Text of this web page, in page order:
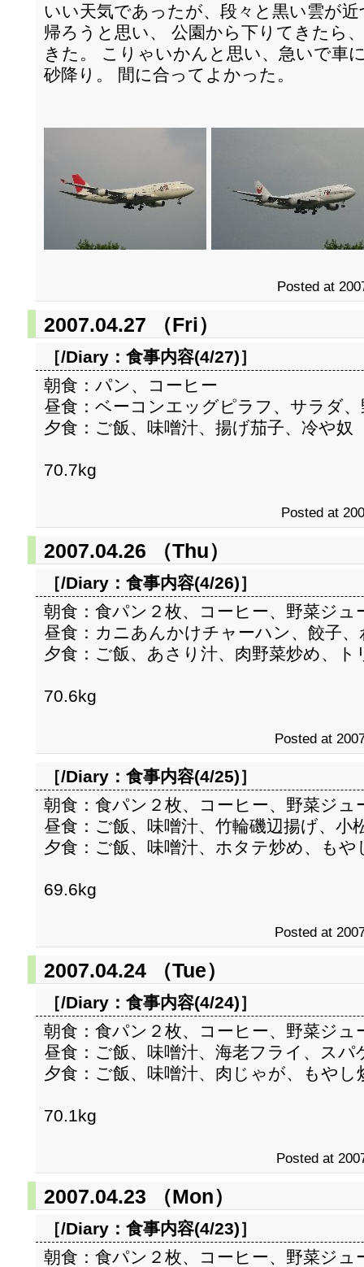
いい天気であったが、段々と黒い雲が
帰ろうと思い、 公園から下りてきたら
きた。 こりゃいかんと思い、急いで車
砂降り。 間に合ってよかった。
Posted at
2007.04.27 （Fri）
［/Diary： 食事内容(4/27)］
朝食：パン、コーヒー
昼食：ベーコンエッグピラフ、サラダ
夕食：ご飯、味噌汁、揚げ茄子、冷や奴
70.7kg
Posted at
2007.04.26 （Thu）
［/Diary： 食事内容(4/26)］
朝食：食パン２枚、コーヒー、野菜ジュ
昼食：カニあんかけチャーハン、餃子
夕食：ご飯、あさり汁、肉野菜炒め、ト
70.6kg
Posted at
［/Diary： 食事内容(4/25)］
朝食：食パン２枚、コーヒー、野菜ジュ
昼食：ご飯、味噌汁、竹輪磯辺揚げ、小
夕食：ご飯、味噌汁、ホタテ炒め、もや
69.6kg
Posted at
2007.04.24 （Tue）
［/Diary： 食事内容(4/24)］
朝食：食パン２枚、コーヒー、野菜ジュ
昼食：ご飯、味噌汁、海老フライ、ス
夕食：ご飯、味噌汁、肉じゃが、もやし
70.1kg
Posted at
2007.04.23 （Mon）
［/Diary： 食事内容(4/23)］
朝食：食パン２枚、コーヒー、野菜ジュ